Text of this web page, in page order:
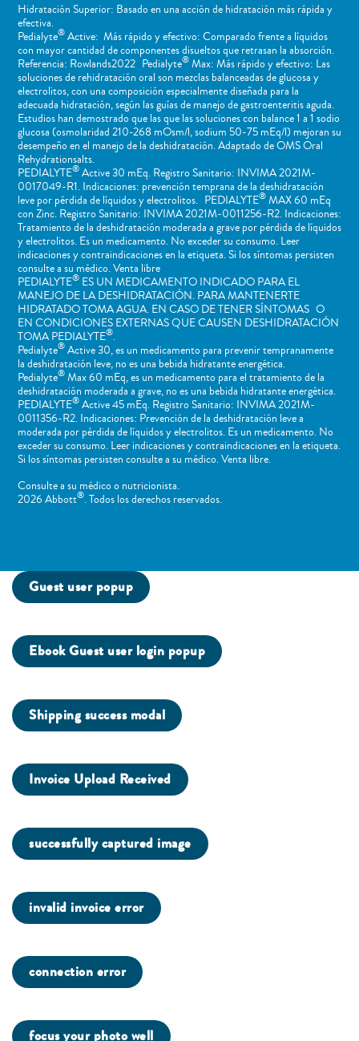
Hidratación Superior: Basado en una acción de hidratación más rápida y
efectiva.
Pedialyte®Active: Más rápido y efectivo: Comparado frente a líquidos
con mayor cantidad de componentes disueltos que retrasan la absorción.
Referencia: Rowlands2022 Pedialyte®Max: Más rápido y efectivo: Las
soluciones de rehidratación oral son mezclas balanceadas de glucosa y
electrolitos, con una composición especialmente diseñada para la
adecuada hidratación, según las guías de manejo de gastroenteritis aguda.
Estudios han demostrado que las que las soluciones con balance 1 a 1 sodio
glucosa (osmolaridad 210-268 mOsm/l, sodium 50-75 mEq/l) mejoran su
desempeño en el manejo de la deshidratación. Adaptado de OMS Oral
Rehydrationsalts.
PEDIALYTE®Active 30 mEq. Registro Sanitario: INVIMA 2021M-
0017049-R1. Indicaciones: prevención temprana de la deshidratación
leve por pérdida de líquidos y electrolitos. PEDIALYTE®MAX 60 mEq
con Zinc. Registro Sanitario: INVIMA 2021M-0011256-R2. Indicaciones:
Tratamiento de la deshidratación moderada a grave por pérdida de líquidos
y electrolitos. Es un medicamento. No exceder su consumo. Leer
indicaciones y contraindicaciones en la etiqueta. Si los síntomas persisten
consulte a su médico. Venta libre
PEDIALYTE®ES UN MEDICAMENTO INDICADO PARA EL
MANEJO DE LA DESHIDRATACIÓN. PARA MANTENERTE
HIDRATADO TOMA AGUA. EN CASO DE TENER SÍNTOMAS O
EN CONDICIONES EXTERNAS QUE CAUSEN DESHIDRATACIÓN
TOMA PEDIALYTE®.
Pedialyte®Active 30, es un medicamento para prevenir tempranamente
la deshidratación leve, no es una bebida hidratante energética.
Pedialyte®Max 60 mEq, es un medicamento para el tratamiento de la
deshidratación moderada a grave, no es una bebida hidratante energética.
PEDIALYTE®Active 45 mEq. Registro Sanitario: INVIMA 2021M-
0011356-R2. Indicaciones: Prevención de la deshidratación leve a
moderada por pérdida de líquidos y electrolitos. Es un medicamento. No
exceder su consumo. Leer indicaciones y contraindicaciones en la etiqueta.
Si los síntomas persisten consulte a su médico. Venta libre.
Consulte a su médico o nutricionista.
2026 Abbott®. Todos los derechos reservados.
Guest user popup
Ebook Guest user login popup
Shipping success modal
Invoice Upload Received
successfully captured image
invalid invoice error
connection error
focus your photo well